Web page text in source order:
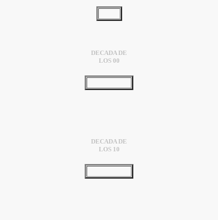
DECADA DE
LOS 00
DECADA DE
LOS 10